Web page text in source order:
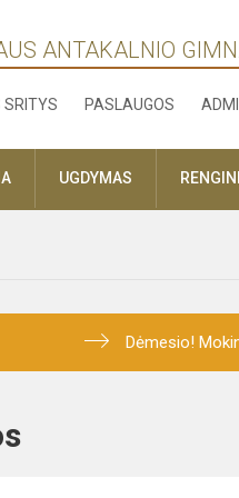
ANTAKALNIO
SRITYS PASLAUGOS
UGDYMAS
Dėmesio!